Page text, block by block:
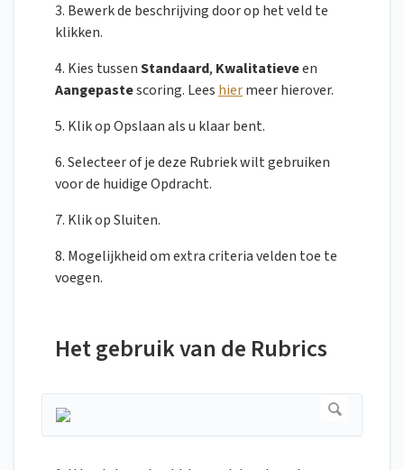
3. Bewerk de beschrijving door op het veld te
klikken.
4. Kies tussenStandaard, Kwalitatieveen
Aangepastescoring. Lees hiermeer hierover.
5. Klik op Opslaan als u klaar bent.
6. Selecteer of je deze Rubriek wilt gebruiken
voor de huidige Opdracht.
7. Klik op Sluiten.
8. Mogelijkheid om extra criteria velden toe te
voegen.
Het gebruik van de Rubrics